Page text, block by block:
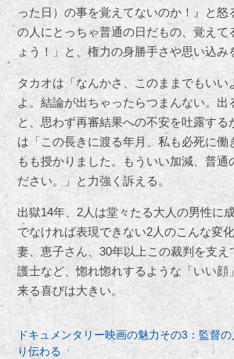
った日）の事を覚えてないのか！』と怒
の人にとっちゃ普通の日だもの、覚えて
ょう！」と、権力の身勝手さや思い込み
タカオは「なんかさ、このままでもいい
よ。結論が出ちゃったらつまんない。出
と、思わず再審結果への不安を吐露する
は「この長きに渡る年月、私も必死に働
もも授かりました。もういい加減、普通
ださい。」と力強く訴える。
出獄14年、2人は堂々たる大人の男性に
でなければ表現できない2人のこんな変
妻、恵子さん、30年以上この裁判を支え
護士など、惚れ惚れするような「いい顔
来る喜びは大きい。
ドキュメンタリー映画の魅力その3：監督
り伝わる